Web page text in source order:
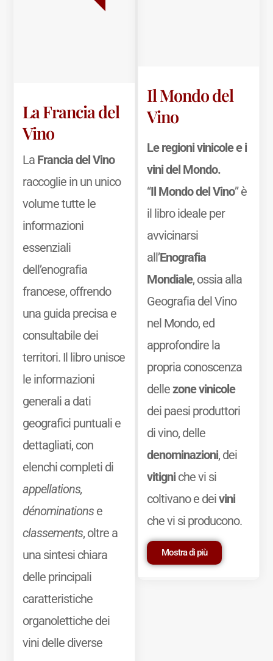
La Francia del
Vino
La Francia del Vino
raccoglie in un unico
volume tutte le
informazioni
essenziali
dell’enografia
francese, offrendo
una guida precisa e
consultabile dei
territori. Il libro unisce
le informazioni
generali a dati
geografici puntuali e
dettagliati, con
elenchi completi di
appellations,
dénominationse
classements, oltre a
una sintesi chiara
delle principali
caratteristiche
organolettiche dei
vini delle diverse
Il Mondo del
Vino
Le regioni vinicole e i
vini del Mondo.
“Il Mondo del Vino” è
il libro ideale per
avvicinarsi
all’Enografia
Mondiale, ossia alla
Geografia del Vino
nel Mondo, ed
approfondire la
propria conoscenza
dellezone vinicole
dei paesi produttori
di vino, delle
denominazioni, dei
vitigniche vi si
coltivano e deivini
che vi si producono.
Mostra di più